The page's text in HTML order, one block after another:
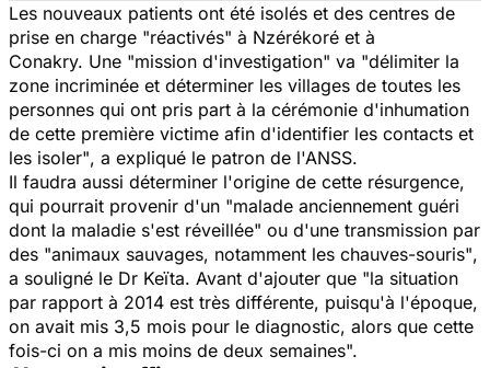
Les nouveaux patients ont été isolés et des centres de
prise en charge "réactivés" à Nzérékoré et à
Conakry. Une "mission d'investigation" va "délimiter la
zone incriminée et déterminer les villages de toutes les
personnes qui ont pris part à la cérémonie d'inhumation
de cette première victime afin d'identifier les contacts et
les isoler", a expliqué le patron de l'ANSS.
Il faudra aussi déterminer l'origine de cette résurgence,
qui pourrait provenir d'un "malade anciennement guéri
dont la maladie s'est réveillée" ou d'une transmission par
des "animaux sauvages, notamment les chauves-souris",
a souligné le Dr Keïta. Avant d'ajouter que "la situation
par rapport à 2014 est très différente, puisqu'à l'époque,
on avait mis 3,5 mois pour le diagnostic, alors que cette
fois-ci on a mis moins de deux semaines".